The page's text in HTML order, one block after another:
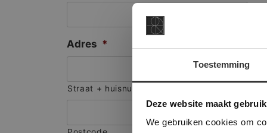
Toestemming
Deze website maakt
We gebruiken cookies om
Adres *
Straat + huisnummer
Deze
onze